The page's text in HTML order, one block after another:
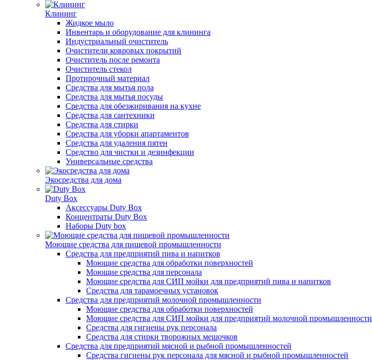
Клининг
Жидкое мыло
Инвентарь и оборудование для клининга
Индустриальный очиститель
Очистители ковровых покрытий
Очиститель после ремонта
Очиститель стекол
Протирочный материал
Средства для мытья пола
Средства для мытья посуды
Средства для обезжиривания на кухне
Средства для сантехники
Средства для стирки
Средства для уборки апартаментов
Средства для удаления пятен
Средство для чистки и дезинфекции
Универсальные средства
Экосредства для дома
Duty Box
Аксессуары Duty Box
Концентраты Duty Box
Наборы Duty box
Моющие средства для пищевой промышленности
Cредства для предприятий пива и напитков
Моющие средства для обработки поверхностей
Моющие средства для персонала
Моющие средства для СИП мойки для предприятий пива и напитков
Средства для тарамоечных установок
Средства для предприятий молочной промышленности
Моющие средства для обработки поверхностей
Моющие средства для СИП мойки для предприятий молочной промышленности
Средства для гигиены рук персонала
Средства для стирки творожных мешочков
Средства для предприятий мясной и рыбной промышленностей
Средства гигиены рук персонала для мясной и рыбной промышленностей